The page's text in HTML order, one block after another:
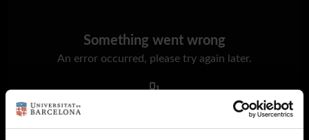
Something went wrong
An error occurred, please try again later.